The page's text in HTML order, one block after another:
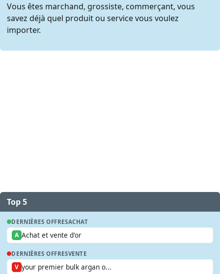
Vous êtes marchand, grossiste, commerçant, vous
savez déjà quel produit ou service vous voulez
importer.
Top 5
DERNIÈRES OFFRESACHAT
A Achat et vente d'or
DERNIÈRES OFFRESVENTE
V your premier bulk argan o...